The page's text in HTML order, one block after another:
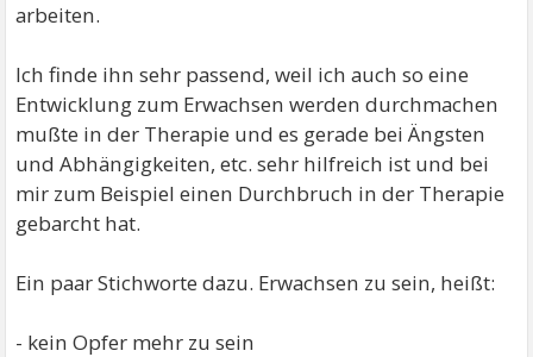
arbeiten.
Ich finde ihn sehr passend, weil ich auch so eine
Entwicklung zum Erwachsen werden durchmachen
mußte in der Therapie und es gerade bei Ängsten
und Abhängigkeiten, etc. sehr hilfreich ist und bei
mir zum Beispiel einen Durchbruch in der Therapie
gebarcht hat.
Ein paar Stichworte dazu. Erwachsen zu sein, heißt:
- kein Opfer mehr zu sein